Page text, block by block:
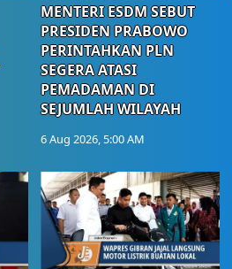
MENTERI ESDM SEBUT
PRESIDEN PRABOWO
PERINTAHKAN PLN
SEGERA ATASI
PEMADAMAN DI
SEJUMLAH WILAYAH
6 Aug 2026, 5:00 AM